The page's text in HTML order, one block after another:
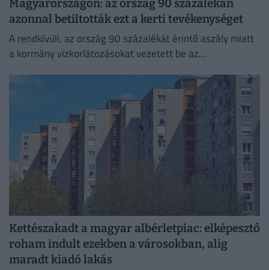
Magyarországon: az ország 90 százalékán
azonnal betiltották ezt a kerti tevékenységet
A rendkívüli, az ország 90 százalékát érintő aszály miatt
a kormány vízkorlátozásokat vezetett be az
biztosítása érdekében.
Kettészakadt a magyar albérletpiac: elképesztő
roham indult ezekben a városokban, alig
maradt kiadó lakás